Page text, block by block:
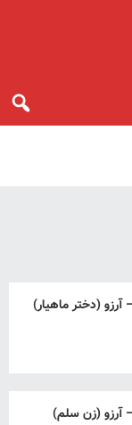
(دختر ماهیار)
(زن سلم)